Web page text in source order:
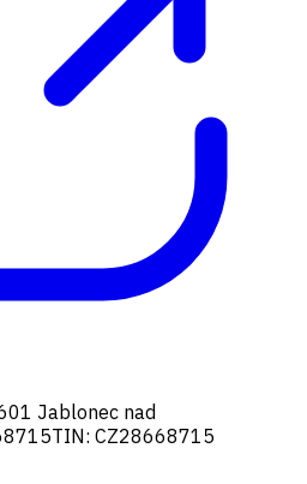
Jablonec nad
TIN: CZ28668715